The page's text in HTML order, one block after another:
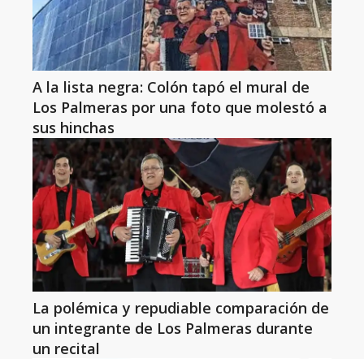
A la lista negra: Colón tapó el mural de
Los Palmeras por una foto que molestó a
sus hinchas
La polémica y repudiable comparación de
un integrante de Los Palmeras durante
un recital